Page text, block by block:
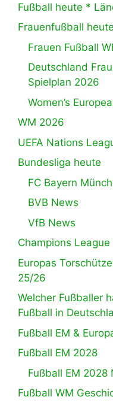
Fußball heute *
Frauenfußball heute
Frauen Fußball
Deutschland
Spielplan 2026
Women’s
WM 2026
UEFA Nations
Bundesliga heute
FC Bayern
BVB News
VfB News
Champions
Europas
25/26
Welcher Fußballer
Fußball in
Fußball EM &
Fußball EM 2028
Fußball EM 2028
Fußball WM